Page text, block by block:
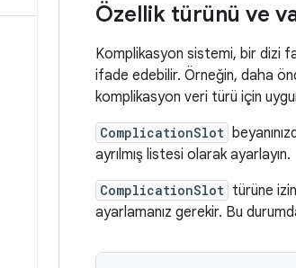
Özellik türünü ve
Komplikasyon sistemi, bir dizi
ifade edebilir. Örneğin, daha
komplikasyon veri türü için
ComplicationSlot
ayrılmış listesi olarak ayarlayın.
ComplicationSlot türüne
ayarlamanız gerekir. Bu